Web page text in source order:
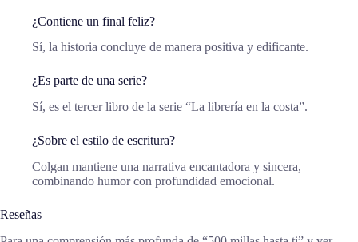
¿Contiene un final feliz?
Sí, la historia concluye de manera positiva y edificante.
¿Es parte de una serie?
Sí, es el tercer libro de la serie “La librería en la costa”.
¿Sobre el estilo de escritura?
Colgan mantiene una narrativa encantadora y sincera,
combinando humor con profundidad emocional.
Reseñas